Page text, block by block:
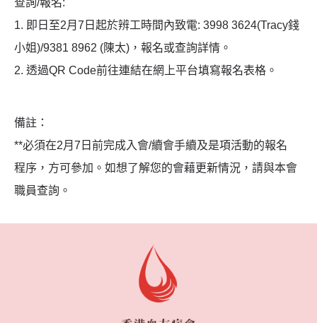
查詢/報名:
1. 即日至2月7日起於辨工時間內致電: 3998 3624(Tracy錢
小姐)/9381 8962 (陳太)，報名或查詢詳情。
2. 透過QR Code前往連結在網上平台填寫報名表格。
備註：
**必須在2月7日前完成入會/續會手續及是項活動的報名
程序，方可參加。如想了解您的會藉更新情況，請與本會
職員查詢。